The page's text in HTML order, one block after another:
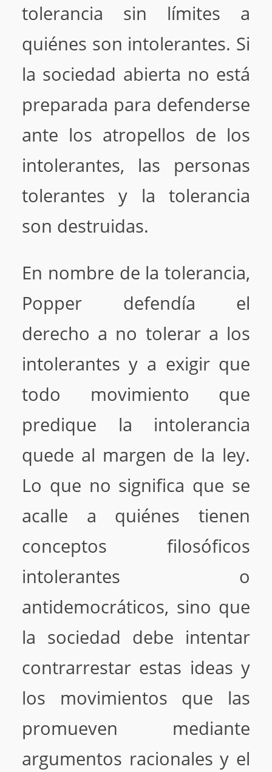
tolerancia sin límites a
quiénes son intolerantes. Si
la sociedad abierta no está
preparada para defenderse
ante los atropellos de los
intolerantes, las personas
tolerantes y la tolerancia
son destruidas.
En nombre de la tolerancia,
Popper defendía el
derecho a no tolerar a los
intolerantes y a exigir que
todo movimiento que
predique la intolerancia
quede al margen de la ley.
Lo que no significa que se
acalle a quiénes tienen
conceptos filosóficos
intolerantes o
antidemocráticos, sino que
la sociedad debe intentar
contrarrestar estas ideas y
los movimientos que las
promueven mediante
argumentos racionales y el